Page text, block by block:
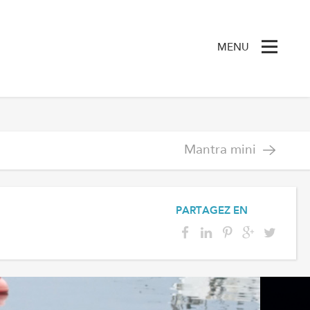
MENU
Mantra mini
PARTAGEZ EN